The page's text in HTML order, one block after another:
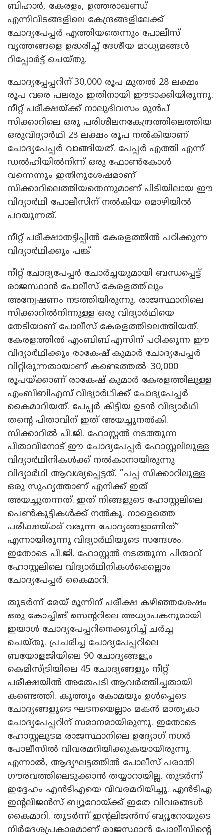
ബിഹാർ, കേരളം, ഉത്തരാഖണ്ഡ്
എന്നിവിടങ്ങളിലെ കേന്ദ്രങ്ങളിലേക്ക്
ചോദ്യപേപ്പർ എത്തിയതെന്നും പോലീസ്
വൃത്തങ്ങളെ ഉദ്ധരിച്ച് ദേശീയ മാധ്യമങ്ങൾ
റിപ്പോർട്ട്‌ ചെയ്തു.
ചോദ്യപ്പേപ്പറിന് 30,000 രൂപ മുതൽ 28 ലക്ഷം
രൂപ വരെ പലരും ഇതിനായി ഈടാക്കിയിരുന്നു.
നീറ്റ് പരീക്ഷയ്ക്ക് നാലുദിവസം മുൻപ്
സിക്കാറിലെ ഒരു പരിശീലനകേന്ദ്രത്തിലെത്തിയ
ഒരുവിദ്യാർഥി 28 ലക്ഷം രൂപ നൽകിയാണ്
ചോദ്യപേപ്പർ വാങ്ങിയത്. പേപ്പർ എത്തി എന്ന്
ഡൽഹിയിൽനിന്ന് ഒരു ഫോൺകോൾ
വന്നെന്നും ഇതിനുശേഷമാണ്
സിക്കാറിലെത്തിയതെന്നുമാണ് പിടിയിലായ ഈ
വിദ്യാർഥി പോലീസിന് നൽകിയ മൊഴിയിൽ
പറയുന്നത്.
നീറ്റ് പരീക്ഷാതട്ടിപ്പിൽ കേരളത്തിൽ പഠിക്കുന്ന
വിദ്യാർഥിക്കും പങ്ക്
നീറ്റ് ചോദ്യപേപ്പർ ചോർച്ചയുമായി ബന്ധപ്പെട്ട്
രാജസ്ഥാൻ പോലീസ് കേരളത്തിലും
അന്വേഷണം നടത്തിയിരുന്നു. രാജസ്ഥാനിലെ
സിക്കാറിൽനിന്നുള്ള ഒരു വിദ്യാർഥിയെ
തേടിയാണ് പോലീസ് കേരളത്തിലെത്തിയത്.
കേരളത്തിൽ എംബിബിഎസിന് പഠിക്കുന്ന ഈ
വിദ്യാർഥിക്കും രാകേഷ് കുമാർ ചോദ്യപേപ്പർ
വിറ്റിരുന്നതായാണ് കണ്ടെത്തൽ. 30,000
രൂപയ്ക്കാണ് രാകേഷ് കുമാർ കേരളത്തിലുള്ള
എംബിബിഎസ് വിദ്യാർഥിക്ക് ചോദ്യപേപ്പർ
കൈമാറിയത്. പേപ്പർ കിട്ടിയ ഉടൻ വിദ്യാർഥി
തന്റെ പിതാവിന് ഇത് അയച്ചുനൽകി.
സിക്കാറിൽ പി.ജി. ഹോസ്റ്റൽ നടത്തുന്ന
പിതാവിനോട് ഈ ചോദ്യപേപ്പർ ഹോസ്റ്റലിലുള്ള
വിദ്യാർഥിനികൾക്ക് നൽകാനായിരുന്നു
വിദ്യാർഥി ആവശ്യപ്പെട്ടത്. ”പപ്പ സിക്കാറിലുള്ള
ഒരു സുഹൃത്താണ് എനിക്ക് ഇത്
അയച്ചുതന്നത്. ഇത് നിങ്ങളുടെ ഹോസ്റ്റലിലെ
പെൺകുട്ടികൾക്ക് നൽകൂ. നാളെത്തെ
പരീക്ഷയ്ക്ക് വരുന്ന ചോദ്യങ്ങളാണിത്”
എന്നായിരുന്നു വിദ്യാർഥിയുടെ സന്ദേശം.
ഇതോടെ പി.ജി. ഹോസ്റ്റൽ നടത്തുന്ന പിതാവ്
ഹോസ്റ്റലിലെ വിദ്യാർഥിനികൾക്കെല്ലാം
ചോദ്യപേപ്പർ കൈമാറി.
തുടർന്ന് മേയ് മൂന്നിന് പരീക്ഷ കഴിഞ്ഞശേഷം
ഒരു കോച്ചിങ് സെന്ററിലെ അധ്യാപകനുമായി
ഇയാൾ ചോദ്യപേപ്പറിനെക്കുറിച്ച് ചർച്ച
ചെയ്തു. പ്രചരിച്ച ചോദ്യപേപ്പറിലെ
ബയോളജിയിലെ 90 ചോദ്യങ്ങളും
കെമിസ്ട്രിയിലെ 45 ചോദ്യങ്ങളും നീറ്റ്
പരീക്ഷയിൽ അതേപടി ആവർത്തിച്ചതായി
കണ്ടെത്തി. കുത്തും കോമയും ഉൾപ്പെടെ
ചോദ്യങ്ങളുടെ ഘടനയെല്ലാം മകൻ മാതൃകാ
ചോദ്യപേപ്പറിന് സമാനമായിരുന്നു. ഇതോടെ
ഹോസ്റ്റലുടമ രാജസ്ഥാനിലെ ഉദ്യോഗ് നഗർ
പോലീസിൽ വിവരമറിയിക്കുകയായിരുന്നു.
എന്നാൽ, ആദ്യഘട്ടത്തിൽ പോലീസ് പരാതി
ഗൗരവത്തിലെടുക്കാൻ തയ്യാറായില്ല. തുടർന്ന്
ഇദ്ദേഹം എൻടിഎയെ വിവരമറിയിച്ചു. എൻടിഎ
ഇന്റലിജൻസ് ബ്യൂറോയ്ക്ക് ഇതേ വിവരങ്ങൾ
കൈമാറി. തുടർന്ന് ഇന്റലിജൻസ് ബ്യൂറോയുടെ
നിർദേശപ്രകാരമാണ് രാജസ്ഥാൻ പോലീസിന്റെ